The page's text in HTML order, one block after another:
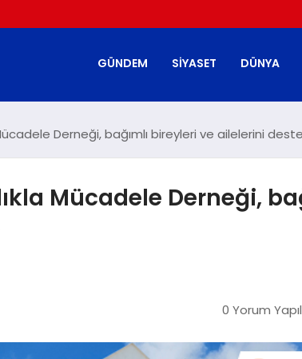
GÜNDEM SIYASET DÜNYA
Mücadele Derneği, bağımlı bireyleri ve ailelerini
Mücadele Derneği,
0 Yorum